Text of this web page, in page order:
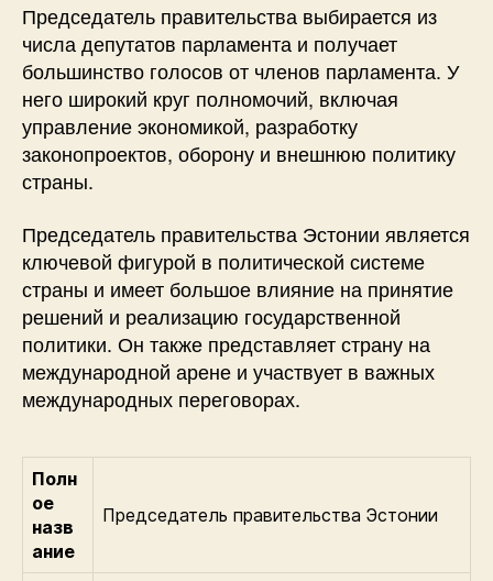
Председатель правительства выбирается из
числа депутатов парламента и получает
большинство голосов от членов парламента. У
него широкий круг полномочий, включая
управление экономикой, разработку
законопроектов, оборону и внешнюю политику
страны.
Председатель правительства Эстонии является
ключевой фигурой в политической системе
страны и имеет большое влияние на принятие
решений и реализацию государственной
политики. Он также представляет страну на
международной арене и участвует в важных
международных переговорах.
Полн
ое
назв
ание
Председатель правительства Эстонии